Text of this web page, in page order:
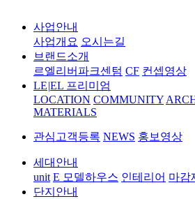
사업안내
사업개요 오시는길
브랜드소개
르엘리버파크센텀 CF 컨셉영상
LE|EL 프리미엄
LOCATION COMMUNITY
MATERIALS
관심고객등록 NEWS 홍보영상
세대안내
unit E 모델하우스 인테리어 마감
단지안내